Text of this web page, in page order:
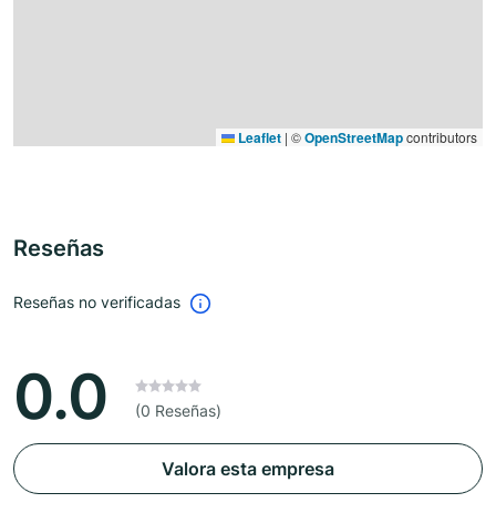
Leaflet | ©OpenStreetMapcontributors
Reseñas
Reseñas no verificadas
0.0 (0 Reseñas)
Valora esta empresa